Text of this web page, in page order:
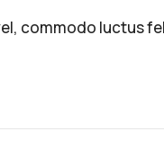
commodo luctus